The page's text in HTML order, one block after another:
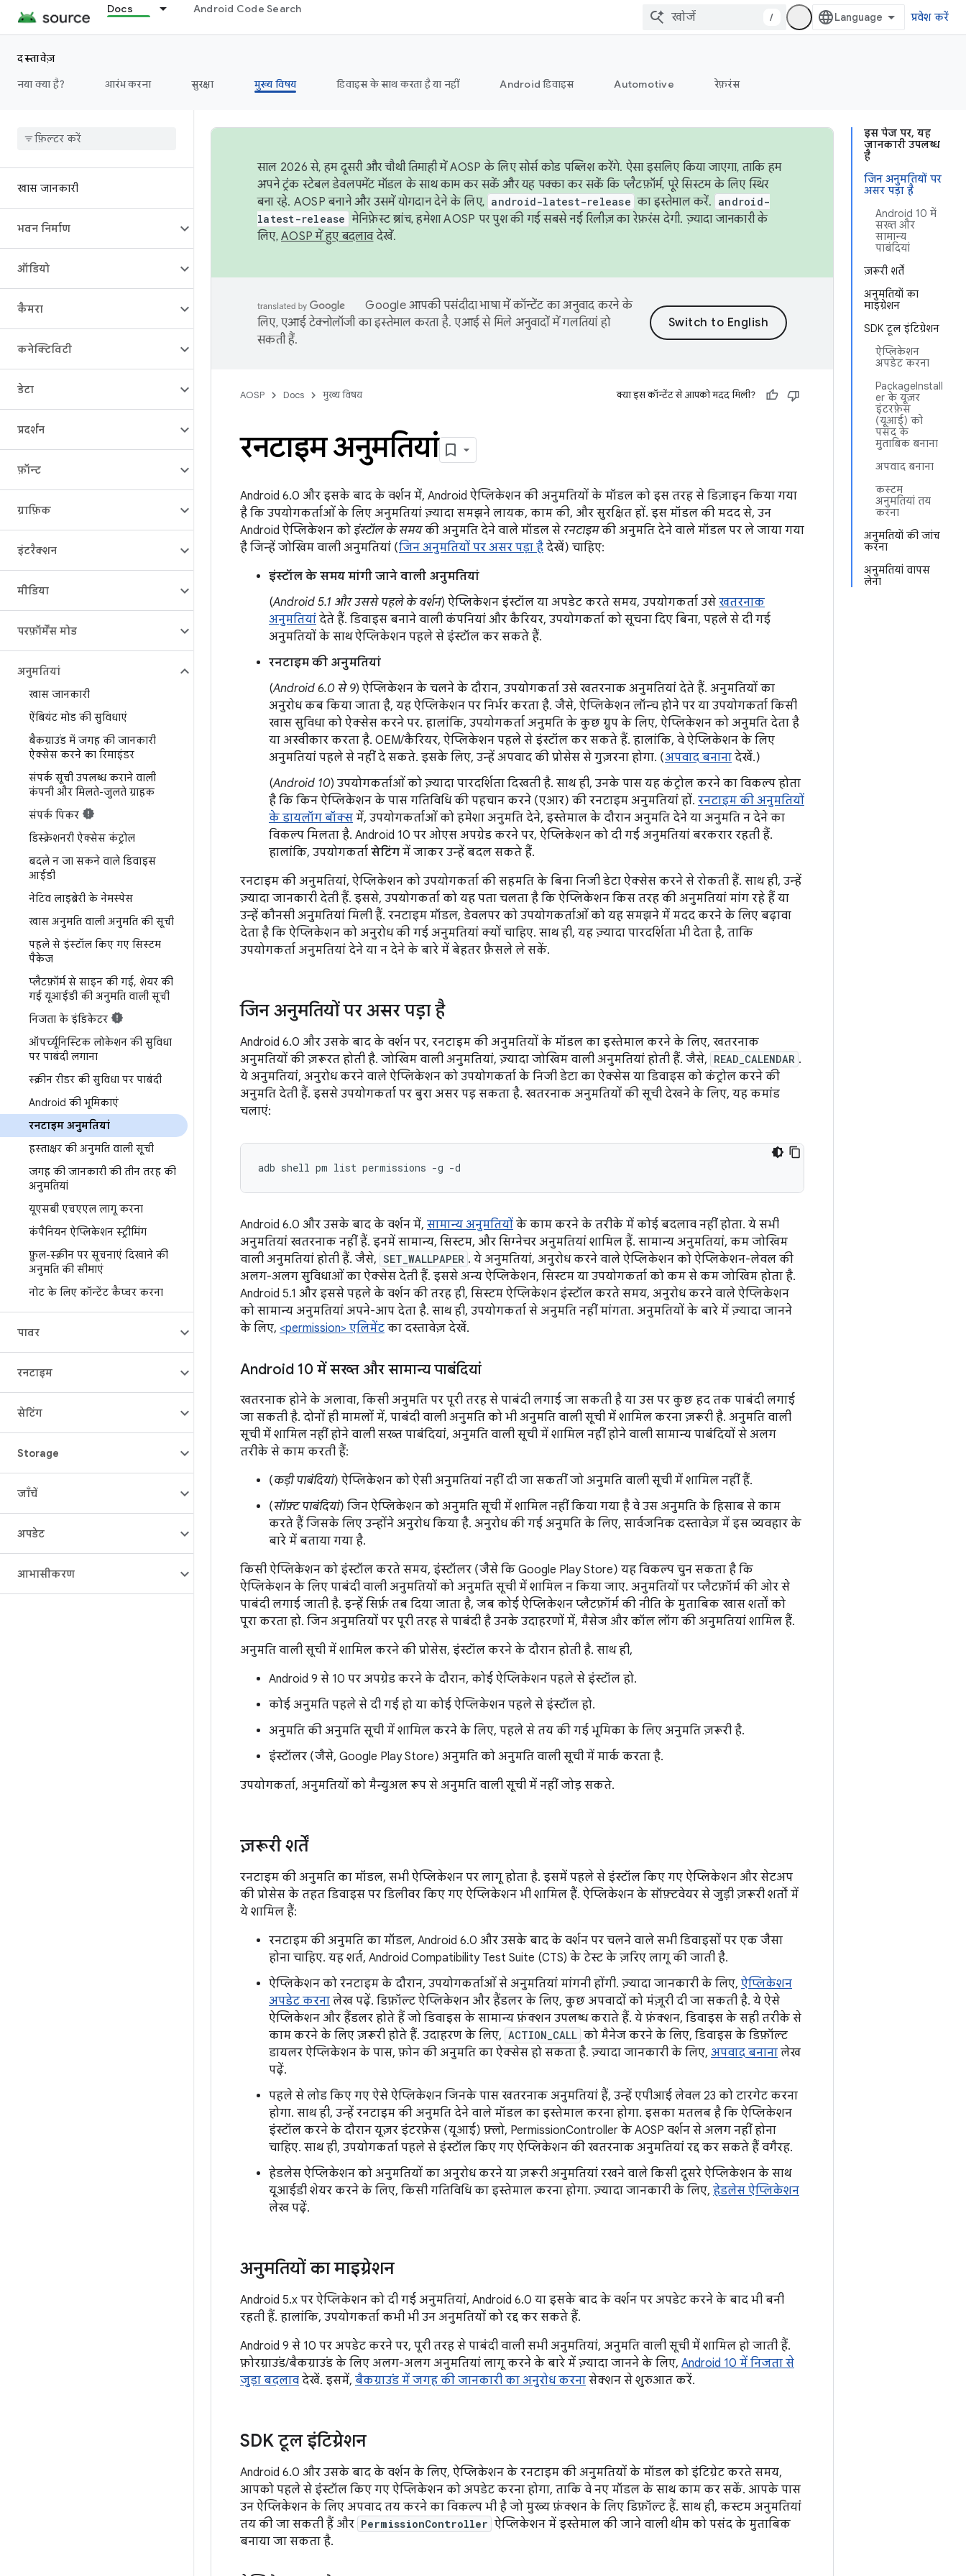
Docs Android Code Search
/ प्रवेश करें
दस्तावेज़
नया क्या है?
आरंभ करना सुरक्षा मुख्य विषय डिवाइस के साथ करता है या नहीं Android डिवाइस Automotive रेफ़रंस
खास जानकारी
भवन निर्माण
ऑडियो
कैमरा
कनेक्टिविटी
डेटा
प्रदर्शन
फ़ॉन्ट
ग्राफ़िक
इंटरैक्शन
मीडिया
परफ़ॉर्मेंस मोड
अनुमतियां
खास जानकारी
ऐंबियंट मोड की सुविधाएं
बैकग्राउंड में जगह की जानकारी
ऐक्सेस करने का रिमाइंडर
संपर्क सूची उपलब्ध कराने वाली
कंपनी और मिलते-जुलते ग्राहक
संपर्क पिकर
डिस्क्रेशनरी ऐक्सेस कंट्रोल
बदले न जा सकने वाले डिवाइस
आईडी
नेटिव लाइब्रेरी के नेमस्पेस
खास अनुमति वाली अनुमति की सूची
पहले से इंस्टॉल किए गए सिस्टम
पैकेज
प्लैटफ़ॉर्म से साइन की गई, शेयर की
गई यूआईडी की अनुमति वाली सूची
निजता के इंडिकेटर
ऑपर्च्यूनिस्टिक लोकेशन की सुविधा
पर पाबंदी लगाना
स्क्रीन रीडर की सुविधा पर पाबंदी
Android की भूमिकाएं
रनटाइम अनुमतियां
हस्ताक्षर की अनुमति वाली सूची
जगह की जानकारी की तीन तरह की
अनुमतियां
यूएसबी एचएएल लागू करना
कंपैनियन ऐप्लिकेशन स्ट्रीमिंग
फ़ुल-स्क्रीन पर सूचनाएं दिखाने की
अनुमति की सीमाएं
नोट के लिए कॉन्टेंट कैप्चर करना
पावर
रनटाइम
सेटिंग
Storage
जाँचें
अपडेट
आभासीकरण
इस पेज पर, यह
जानकारी उपलब्ध
है
जिन अनुमतियों पर
असर पड़ा है
Android 10 में
सख्त और
सामान्य
पाबंदियां
ज़रूरी शर्तें
अनुमतियों का
माइग्रेशन
SDK टूल इंटिग्रेशन
ऐप्लिकेशन
अपडेट करना
PackageInstall
er के यूज़र
इंटरफ़ेस
(यूआई) को
पसंद के
मुताबिक बनाना
अपवाद बनाना
कस्टम
अनुमतियां तय
करना
अनुमतियों की जांच
करना
अनुमतियां वापस
लेना
साल 2026 से, हम दूसरी और चौथी तिमाही में AOSP के लिए सोर्स कोड पब्लिश करेंगे. ऐसा इसलिए किया जाएगा, ताकि हम
अपने ट्रंक स्टेबल डेवलपमेंट मॉडल के साथ काम कर सकें और यह पक्का कर सकें कि प्लैटफ़ॉर्म, पूरे सिस्टम के लिए स्थिर
बना रहे. AOSP बनाने और उसमें योगदान देने के लिए, android-latest-release का इस्तेमाल करें. android-
latest-release मेनिफ़ेस्ट ब्रांच, हमेशा AOSP पर पुश की गई सबसे नई रिलीज़ का रेफ़रंस देगी. ज़्यादा जानकारी के
लिए, AOSP में हुए बदलावदेखें.
Google आपकी पसंदीदा भाषा में कॉन्टेंट का अनुवाद करने के
लिए, एआई टेक्नोलॉजी का इस्तेमाल करता है. एआई से मिले अनुवादों में गलतियां हो
सकती हैं.
AOSP Docs मुख्य विषय क्या इस कॉन्टेंट से आपको मदद मिली?
रनटाइम अनुमतियां
Android 6.0 और इसके बाद के वर्शन में, Android ऐप्लिकेशन की अनुमतियों के मॉडल को इस तरह से डिज़ाइन किया गया
है कि उपयोगकर्ताओं के लिए अनुमतियां ज़्यादा समझने लायक, काम की, और सुरक्षित हों. इस मॉडल की मदद से, उन
Android ऐप्लिकेशन को इंस्टॉल के समयकी अनुमति देने वाले मॉडल से रनटाइमकी अनुमति देने वाले मॉडल पर ले जाया गया
है जिन्हें जोखिम वाली अनुमतियां (जिन अनुमतियों पर असर पड़ा है देखें) चाहिए:
इंस्टॉल के समय मांगी जाने वाली अनुमतियां
(Android 5.1 और उससे पहले के वर्शन) ऐप्लिकेशन इंस्टॉल या अपडेट करते समय, उपयोगकर्ता उसे खतरनाक
अनुमतियां देते हैं. डिवाइस बनाने वाली कंपनियां और कैरियर, उपयोगकर्ता को सूचना दिए बिना, पहले से दी गई
अनुमतियों के साथ ऐप्लिकेशन पहले से इंस्टॉल कर सकते हैं.
रनटाइम की अनुमतियां
(Android 6.0 से 9) ऐप्लिकेशन के चलने के दौरान, उपयोगकर्ता उसे खतरनाक अनुमतियां देते हैं. अनुमतियों का
अनुरोध कब किया जाता है, यह ऐप्लिकेशन पर निर्भर करता है. जैसे, ऐप्लिकेशन लॉन्च होने पर या उपयोगकर्ता किसी
खास सुविधा को ऐक्सेस करने पर. हालांकि, उपयोगकर्ता अनुमति के कुछ ग्रुप के लिए, ऐप्लिकेशन को अनुमति देता है
या अस्वीकार करता है. OEM/कैरियर, ऐप्लिकेशन पहले से इंस्टॉल कर सकते हैं. हालांकि, वे ऐप्लिकेशन के लिए
अनुमतियां पहले से नहीं दे सकते. इसके लिए, उन्हें अपवाद की प्रोसेस से गुज़रना होगा. (अपवाद बनाना देखें.)
(Android 10) उपयोगकर्ताओं को ज़्यादा पारदर्शिता दिखती है. साथ ही, उनके पास यह कंट्रोल करने का विकल्प होता
है कि किन ऐप्लिकेशन के पास गतिविधि की पहचान करने (एआर) की रनटाइम अनुमतियां हों. रनटाइम की अनुमतियों
के डायलॉग बॉक्स में, उपयोगकर्ताओं को हमेशा अनुमति देने, इस्तेमाल के दौरान अनुमति देने या अनुमति न देने का
विकल्प मिलता है. Android 10 पर ओएस अपग्रेड करने पर, ऐप्लिकेशन को दी गई अनुमतियां बरकरार रहती हैं.
हालांकि, उपयोगकर्ता सेटिंग में जाकर उन्हें बदल सकते हैं.
रनटाइम की अनुमतियां, ऐप्लिकेशन को उपयोगकर्ता की सहमति के बिना निजी डेटा ऐक्सेस करने से रोकती हैं. साथ ही, उन्हें
ज़्यादा जानकारी देती हैं. इससे, उपयोगकर्ता को यह पता चलता है कि ऐप्लिकेशन किस तरह की अनुमतियां मांग रहे हैं या
उन्हें कौनसी अनुमतियां मिली हैं. रनटाइम मॉडल, डेवलपर को उपयोगकर्ताओं को यह समझने में मदद करने के लिए बढ़ावा
देता है कि ऐप्लिकेशन को अनुरोध की गई अनुमतियां क्यों चाहिए. साथ ही, यह ज़्यादा पारदर्शिता भी देता है, ताकि
उपयोगकर्ता अनुमतियां देने या न देने के बारे में बेहतर फ़ैसले ले सकें.
जिन अनुमतियों पर असर पड़ा है
Android 6.0 और उसके बाद के वर्शन पर, रनटाइम की अनुमतियों के मॉडल का इस्तेमाल करने के लिए, खतरनाक
अनुमतियों की ज़रूरत होती है. जोखिम वाली अनुमतियां, ज़्यादा जोखिम वाली अनुमतियां होती हैं. जैसे, READ_CALENDAR .
ये अनुमतियां, अनुरोध करने वाले ऐप्लिकेशन को उपयोगकर्ता के निजी डेटा का ऐक्सेस या डिवाइस को कंट्रोल करने की
अनुमति देती हैं. इससे उपयोगकर्ता पर बुरा असर पड़ सकता है. खतरनाक अनुमतियों की सूची देखने के लिए, यह कमांड
चलाएं:
adb shell pm list permissions -g -d
Android 6.0 और उसके बाद के वर्शन में, सामान्य अनुमतियों के काम करने के तरीके में कोई बदलाव नहीं होता. ये सभी
अनुमतियां खतरनाक नहीं हैं. इनमें सामान्य, सिस्टम, और सिग्नेचर अनुमतियां शामिल हैं. सामान्य अनुमतियां, कम जोखिम
वाली अनुमतियां होती हैं. जैसे, SET_WALLPAPER . ये अनुमतियां, अनुरोध करने वाले ऐप्लिकेशन को ऐप्लिकेशन-लेवल की
अलग-अलग सुविधाओं का ऐक्सेस देती हैं. इससे अन्य ऐप्लिकेशन, सिस्टम या उपयोगकर्ता को कम से कम जोखिम होता है.
Android 5.1 और इससे पहले के वर्शन की तरह ही, सिस्टम ऐप्लिकेशन इंस्टॉल करते समय, अनुरोध करने वाले ऐप्लिकेशन
को सामान्य अनुमतियां अपने-आप देता है. साथ ही, उपयोगकर्ता से अनुमति नहीं मांगता. अनुमतियों के बारे में ज़्यादा जानने
के लिए, <permission> एलिमेंट का दस्तावेज़ देखें.
Android 10 में सख्त और सामान्य पाबंदियां
खतरनाक होने के अलावा, किसी अनुमति पर पूरी तरह से पाबंदी लगाई जा सकती है या उस पर कुछ हद तक पाबंदी लगाई
जा सकती है. दोनों ही मामलों में, पाबंदी वाली अनुमति को भी अनुमति वाली सूची में शामिल करना ज़रूरी है. अनुमति वाली
सूची में शामिल नहीं होने वाली सख्त पाबंदियां, अनुमति वाली सूची में शामिल नहीं होने वाली सामान्य पाबंदियों से अलग
तरीके से काम करती हैं:
(कड़ी पाबंदियां) ऐप्लिकेशन को ऐसी अनुमतियां नहीं दी जा सकतीं जो अनुमति वाली सूची में शामिल नहीं हैं.
(सॉफ़्ट पाबंदियां) जिन ऐप्लिकेशन को अनुमति सूची में शामिल नहीं किया गया है वे उस अनुमति के हिसाब से काम
करते हैं जिसके लिए उन्होंने अनुरोध किया है. अनुरोध की गई अनुमति के लिए, सार्वजनिक दस्तावेज़ में इस व्यवहार के
बारे में बताया गया है.
किसी ऐप्लिकेशन को इंस्टॉल करते समय, इंस्टॉलर (जैसे कि Google Play Store) यह विकल्प चुन सकता है कि
ऐप्लिकेशन के लिए पाबंदी वाली अनुमतियों को अनुमति सूची में शामिल न किया जाए. अनुमतियों पर प्लैटफ़ॉर्म की ओर से
पाबंदी लगाई जाती है. इन्हें सिर्फ़ तब दिया जाता है, जब कोई ऐप्लिकेशन प्लैटफ़ॉर्म की नीति के मुताबिक खास शर्तों को
पूरा करता हो. जिन अनुमतियों पर पूरी तरह से पाबंदी है उनके उदाहरणों में, मैसेज और कॉल लॉग की अनुमतियां शामिल हैं.
अनुमति वाली सूची में शामिल करने की प्रोसेस, इंस्टॉल करने के दौरान होती है. साथ ही,
Android 9 से 10 पर अपग्रेड करने के दौरान, कोई ऐप्लिकेशन पहले से इंस्टॉल हो.
कोई अनुमति पहले से दी गई हो या कोई ऐप्लिकेशन पहले से इंस्टॉल हो.
अनुमति की अनुमति सूची में शामिल करने के लिए, पहले से तय की गई भूमिका के लिए अनुमति ज़रूरी है.
इंस्टॉलर (जैसे, Google Play Store) अनुमति को अनुमति वाली सूची में मार्क करता है.
उपयोगकर्ता, अनुमतियों को मैन्युअल रूप से अनुमति वाली सूची में नहीं जोड़ सकते.
ज़रूरी शर्तें
रनटाइम की अनुमति का मॉडल, सभी ऐप्लिकेशन पर लागू होता है. इसमें पहले से इंस्टॉल किए गए ऐप्लिकेशन और सेटअप
की प्रोसेस के तहत डिवाइस पर डिलीवर किए गए ऐप्लिकेशन भी शामिल हैं. ऐप्लिकेशन के सॉफ़्टवेयर से जुड़ी ज़रूरी शर्तों में
ये शामिल हैं:
रनटाइम की अनुमति का मॉडल, Android 6.0 और उसके बाद के वर्शन पर चलने वाले सभी डिवाइसों पर एक जैसा
होना चाहिए. यह शर्त, Android Compatibility Test Suite (CTS) के टेस्ट के ज़रिए लागू की जाती है.
ऐप्लिकेशन को रनटाइम के दौरान, उपयोगकर्ताओं से अनुमतियां मांगनी होंगी. ज़्यादा जानकारी के लिए, ऐप्लिकेशन
अपडेट करना लेख पढ़ें. डिफ़ॉल्ट ऐप्लिकेशन और हैंडलर के लिए, कुछ अपवादों को मंज़ूरी दी जा सकती है. ये ऐसे
ऐप्लिकेशन और हैंडलर होते हैं जो डिवाइस के सामान्य फ़ंक्शन उपलब्ध कराते हैं. ये फ़ंक्शन, डिवाइस के सही तरीके से
काम करने के लिए ज़रूरी होते हैं. उदाहरण के लिए, ACTION_CALL को मैनेज करने के लिए, डिवाइस के डिफ़ॉल्ट
डायलर ऐप्लिकेशन के पास, फ़ोन की अनुमति का ऐक्सेस हो सकता है. ज़्यादा जानकारी के लिए, अपवाद बनाना लेख
पढ़ें.
पहले से लोड किए गए ऐसे ऐप्लिकेशन जिनके पास खतरनाक अनुमतियां हैं, उन्हें एपीआई लेवल 23 को टारगेट करना
होगा. साथ ही, उन्हें रनटाइम की अनुमति देने वाले मॉडल का इस्तेमाल करना होगा. इसका मतलब है कि ऐप्लिकेशन
इंस्टॉल करने के दौरान यूज़र इंटरफ़ेस (यूआई) फ़्लो, PermissionController के AOSP वर्शन से अलग नहीं होना
चाहिए. साथ ही, उपयोगकर्ता पहले से इंस्टॉल किए गए ऐप्लिकेशन की खतरनाक अनुमतियां रद्द कर सकते हैं वगैरह.
हेडलेस ऐप्लिकेशन को अनुमतियों का अनुरोध करने या ज़रूरी अनुमतियां रखने वाले किसी दूसरे ऐप्लिकेशन के साथ
यूआईडी शेयर करने के लिए, किसी गतिविधि का इस्तेमाल करना होगा. ज़्यादा जानकारी के लिए, हेडलेस ऐप्लिकेशन
लेख पढ़ें.
अनुमतियों का माइग्रेशन
Android 5.x पर ऐप्लिकेशन को दी गई अनुमतियां, Android 6.0 या इसके बाद के वर्शन पर अपडेट करने के बाद भी बनी
रहती हैं. हालांकि, उपयोगकर्ता कभी भी उन अनुमतियों को रद्द कर सकते हैं.
Android 9 से 10 पर अपडेट करने पर, पूरी तरह से पाबंदी वाली सभी अनुमतियां, अनुमति वाली सूची में शामिल हो जाती हैं.
फ़ोरग्राउंड/बैकग्राउंड के लिए अलग-अलग अनुमतियां लागू करने के बारे में ज़्यादा जानने के लिए, Android 10 में निजता से
जुड़ा बदलाव देखें. इसमें, बैकग्राउंड में जगह की जानकारी का अनुरोध करना सेक्शन से शुरुआत करें.
SDK टूल इंटिग्रेशन
Android 6.0 और उसके बाद के वर्शन के लिए, ऐप्लिकेशन के रनटाइम की अनुमतियों के मॉडल को इंटिग्रेट करते समय,
आपको पहले से इंस्टॉल किए गए ऐप्लिकेशन को अपडेट करना होगा, ताकि वे नए मॉडल के साथ काम कर सकें. आपके पास
उन ऐप्लिकेशन के लिए अपवाद तय करने का विकल्प भी है जो मुख्य फ़ंक्शन के लिए डिफ़ॉल्ट हैं. साथ ही, कस्टम अनुमतियां
तय की जा सकती हैं और PermissionController ऐप्लिकेशन में इस्तेमाल की जाने वाली थीम को पसंद के मुताबिक
बनाया जा सकता है.